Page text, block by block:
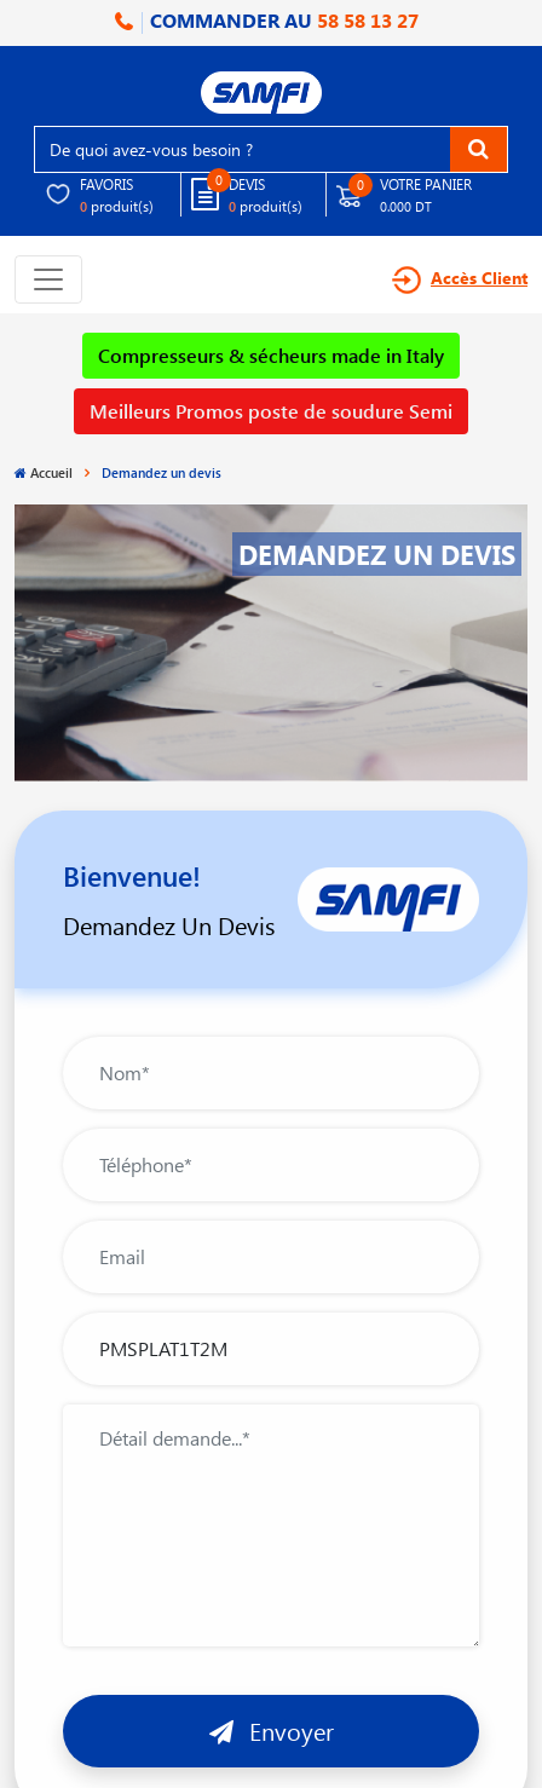
COMMANDER AU 58 58 13 27
FAVORIS
0 produit(s)
0 DEVIS
0 produit(s)
0 VOTRE PANIER
0.000 DT
Accès Client
Compresseurs & sécheurs made in Italy
Meilleurs Promos poste de soudure Semi
Accueil Demandez un devis
DEMANDEZ UN DEVIS
Bienvenue!
Demandez Un Devis
Envoyer